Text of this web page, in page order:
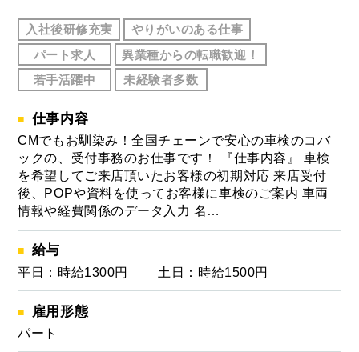
入社後研修充実
やりがいのある仕事
パート求人
異業種からの転職歓迎！
若手活躍中
未経験者多数
仕事内容
CMでもお馴染み！全国チェーンで安心の車検のコバ
ックの、受付事務のお仕事です！ 『仕事内容』 車検
を希望してご来店頂いたお客様の初期対応 来店受付
後、POPや資料を使ってお客様に車検のご案内 車両
情報や経費関係のデータ入力 名…
給与
平日：時給1300円 土日：時給1500円
雇用形態
パート